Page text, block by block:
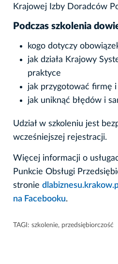
Krajowej Izby Doradców
Podczas szkolenia
kogo dotyczy
jak działa Krajowy
praktyce
jak przygotować firmę
jak uniknąć błędów i
Udział w szkoleniu jest
wcześniejszej rejestracji.
Więcej informacji o
Punkcie Obsługi
stronie
na Facebooku.
TAGI: szkolenie, przedsiębiorczość